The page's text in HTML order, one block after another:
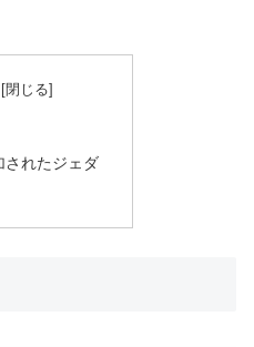
されたジェダ